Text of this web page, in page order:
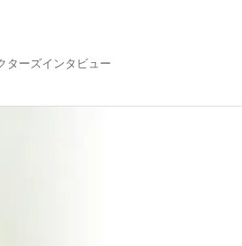
ターズインタビュー